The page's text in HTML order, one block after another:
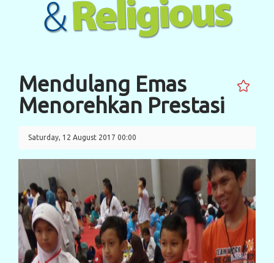
Mendulang Emas
Menorehkan Prestasi
Saturday, 12 August 2017 00:00